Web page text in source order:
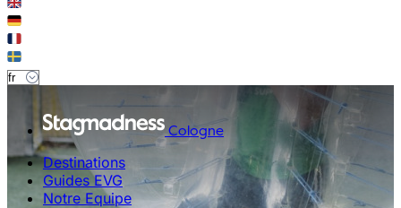
Cologne
Destinations
Guides EVG
Notre Equipe